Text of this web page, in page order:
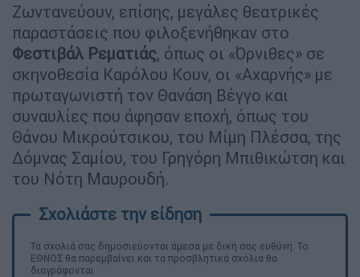
Ζωντανεύουν, επίσης, μεγάλες θεατρικές
παραστάσεις που φιλοξενήθηκαν στο
Φεστιβάλ Ρεματιάς, όπως οι «Όρνιθες» σε
σκηνοθεσία Καρόλου Κουν, οι «Αχαρνής» με
πρωταγωνιστή τον Θανάση Βέγγο και
συναυλίες που άφησαν εποχή, όπως του
Θάνου Μικρούτσικου, του Μίμη Πλέσσα, της
Δόμνας Σαμίου, του Γρηγόρη Μπιθικώτση και
του Νότη Μαυρουδή.
Τα σχολιά σας δημοσιεύονται άμεσα με δική σας ευθύνη. Το
ΕΘΝΟΣ θα παρεμβαίνει και τα προσβλητικά σχόλια θα
διαγράφονται